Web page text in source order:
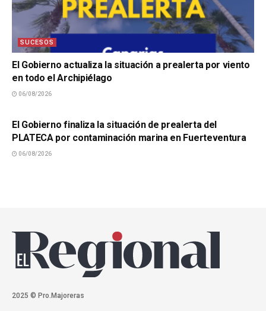
SUCESOS
El Gobierno actualiza la situación a prealerta por viento
en todo el Archipiélago
06/08/2026
El Gobierno finaliza la situación de prealerta del
PLATECA por contaminación marina en Fuerteventura
06/08/2026
2025 © Pro.Majoreras